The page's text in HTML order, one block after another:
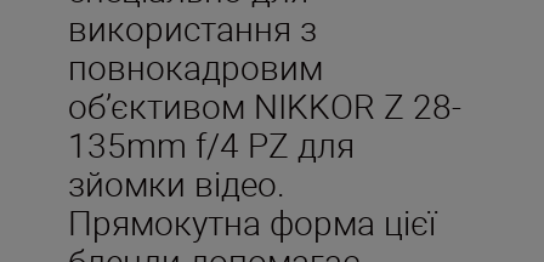
використання з
повнокадровим
об’єктивом NIKKOR Z 28-
135mm f/4 PZ для
зйомки відео.
Прямокутна форма цієї